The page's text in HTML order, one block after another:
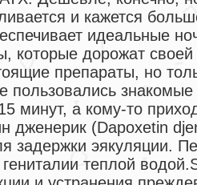
и кажется
идеальные
которые дорожат
препараты, но
пользовались
минут, а кому-то
дженерик (Dapoxetin
задержки эякуляции.
теплой